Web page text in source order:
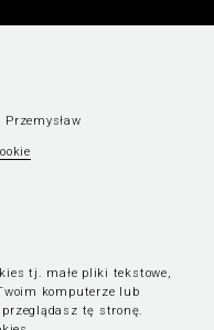
Przemysław
tj. małe pliki tekstowe,
komputerze lub
tę stronę.